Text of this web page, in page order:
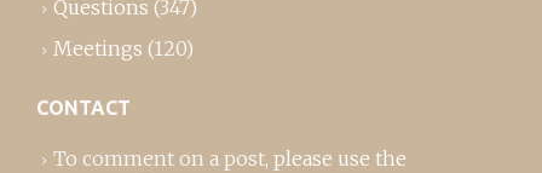
Questions (347)
Meetings (120)
CONTACT
To comment on a post, please use the